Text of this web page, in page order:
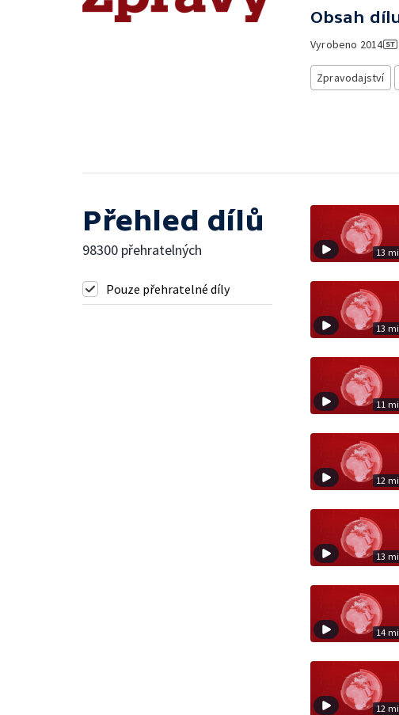
Obsah
Vyrobeno 2014
Zpravodajství
Přehled dílů
98300 přehratelných
Pouze přehratelné díly
13
13
11
12
13
14
12